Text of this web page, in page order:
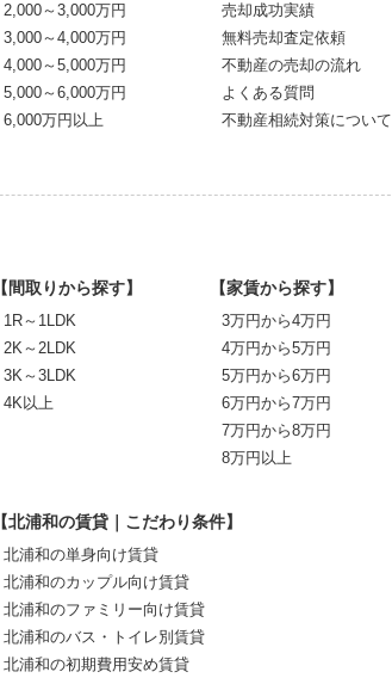
2,000～3,000万円
3,000～4,000万円
4,000～5,000万円
5,000～6,000万円
6,000万円以上
売却成功実績
無料売却査定依頼
不動産の売却の流れ
よくある質問
不動産相続対策について
【間取りから探す】
1R～1LDK
2K～2LDK
3K～3LDK
4K以上
【家賃から探す】
3万円から4万円
4万円から5万円
5万円から6万円
6万円から7万円
7万円から8万円
8万円以上
【北浦和の賃貸｜こだわり条件】
北浦和の単身向け賃貸
北浦和のカップル向け賃貸
北浦和のファミリー向け賃貸
北浦和のバス・トイレ別賃貸
北浦和の初期費用安め賃貸